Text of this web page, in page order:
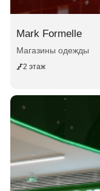
Mark Formelle
Магазины одежды
2 этаж